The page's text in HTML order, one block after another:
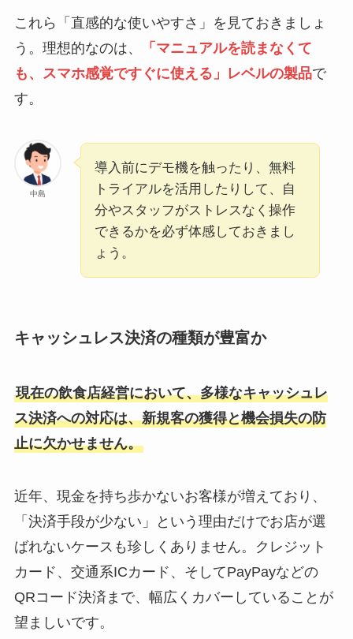
これら「直感的な使いやすさ」を見ておきましょ
う。理想的なのは、
「マニュアルを読まなくて
も、スマホ感覚ですぐに使える」レベルの製品で
す。
中島
導入前にデモ機を触ったり、無料
トライアルを活用したりして、自
分やスタッフがストレスなく操作
できるかを必ず体感しておきまし
ょう。
キャッシュレス決済の種類が豊富か
現在の飲食店経営において、多様なキャッシュレ
ス決済への対応は、新規客の獲得と機会損失の防
止に欠かせません。
近年、現金を持ち歩かないお客様が増えており、
「決済手段が少ない」という理由だけでお店が選
ばれないケースも珍しくありません。クレジット
カード、交通系ICカード、そしてPayPayなどの
QRコード決済まで、幅広くカバーしていることが
望ましいです。